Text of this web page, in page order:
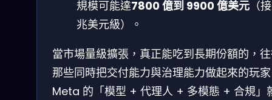
規模可能達7800 億到 9900 億美元 （
兆美元級）。
當市場量級擴張，真正能吃到長期份額的，
那些同時把交付能力與治理能力做起來的玩
Meta 的「模型 + 代理人 + 多模態 + 合規」